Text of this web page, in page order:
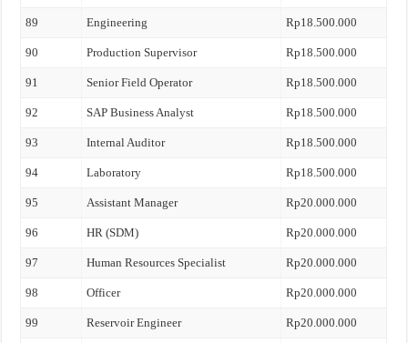
89 Engineering Rp18.500.000
90 Production Supervisor Rp18.500.000
91 Senior Field Operator Rp18.500.000
92 SAP Business Analyst Rp18.500.000
93 Internal Auditor Rp18.500.000
94 Laboratory Rp18.500.000
95 Assistant Manager Rp20.000.000
96 HR (SDM) Rp20.000.000
97 Human Resources Specialist Rp20.000.000
98 Officer Rp20.000.000
99 Reservoir Engineer Rp20.000.000